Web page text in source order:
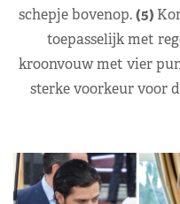
schepje bovenop.(5)
toepasselijk met
kroonvouw met vier
sterke voorkeur voor